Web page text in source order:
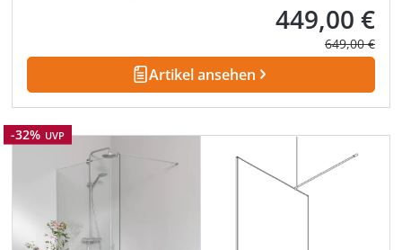
Verkaufspreis:
449,00 €
Regulärer
649,00 €
Artikel ansehen
Rabatt
-32% UVP